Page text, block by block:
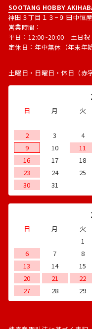
SOOTANG HOBBY
神田３丁目１３−９ 田中恒
営業時間：
平日：12:00~20:00 土日祝
定休日：年中無休（年末年
土曜日・日曜日・休日（赤
日 月 火
2
3 4
9
10 11
16
17 18
23
24 25
30
31
日 月 火
1
6
7 8
13
14 15
20
21 22
27
28 29